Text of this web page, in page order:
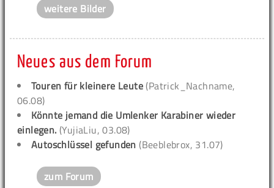
weitere Bilder
Neues aus dem Forum
Touren für kleinere Leute (Patrick_Nachname,
06.08)
Könnte jemand die Umlenker Karabiner wieder
einlegen. (YujiaLiu, 03.08)
Autoschlüssel gefunden (Beeblebrox, 31.07)
zum Forum